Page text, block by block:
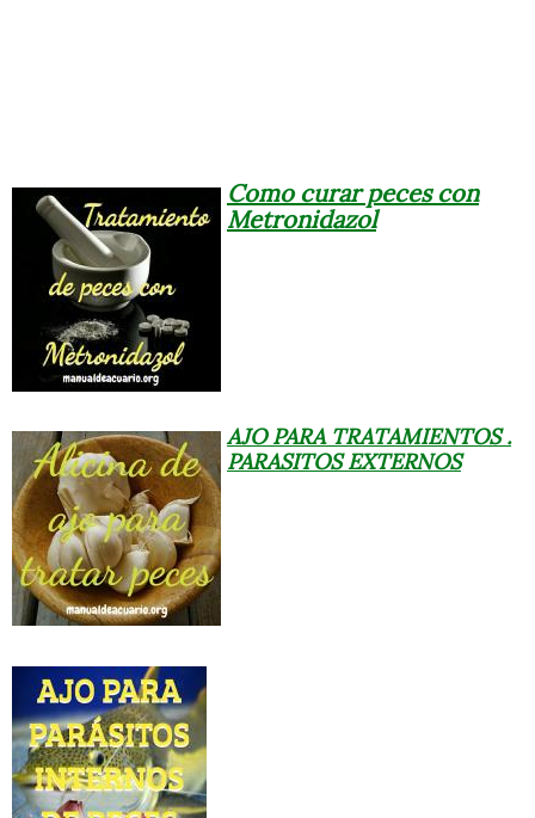
Como curar peces con
Metronidazol
AJO PARA TRATAMIENTOS .
PARASITOS EXTERNOS